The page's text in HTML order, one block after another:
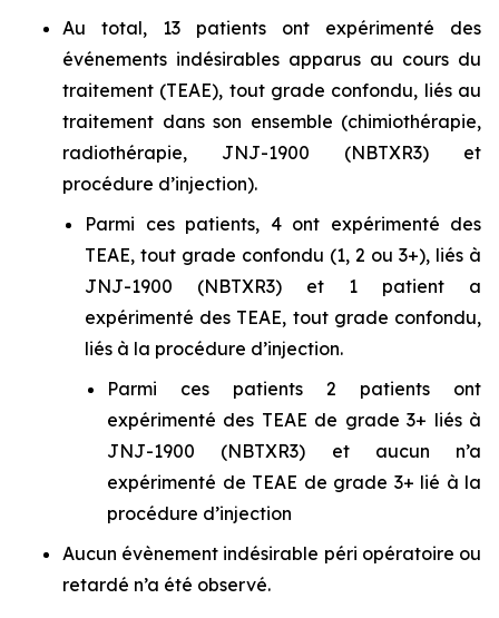
Au total, 13 patients ont expérimenté des
événements indésirables apparus au cours du
traitement (TEAE), tout grade confondu, liés au
traitement dans son ensemble (chimiothérapie,
radiothérapie, JNJ-1900 (NBTXR3) et
procédure d’injection).
Parmi ces patients, 4 ont expérimenté des
TEAE, tout grade confondu (1, 2 ou 3+), liés à
JNJ-1900 (NBTXR3) et 1 patient a
expérimenté des TEAE, tout grade confondu,
liés à la procédure d’injection.
Parmi ces patients 2 patients ont
expérimenté des TEAE de grade 3+ liés à
JNJ-1900 (NBTXR3) et aucun n’a
expérimenté de TEAE de grade 3+ lié à la
procédure d’injection
Aucun évènement indésirable péri opératoire ou
retardé n’a été observé.